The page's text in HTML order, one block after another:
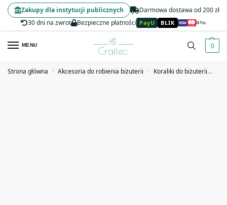
Darmowa dostawa od 200 zł
30 dni na zwrot
Bezpieczne płatności PayU BLIK
Zakupy dla instytucji publicznych
MENU 0
Strona główna / Akcesoria do robienia biżuterii / Koraliki do biżuterii